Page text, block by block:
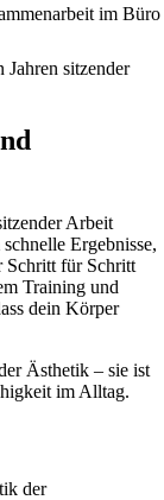
im Büro
Jahren sitzender
Arbeit
Ergebnisse,
Schritt für Schritt
Training und
dein Körper
Ästhetik – sie ist
im Alltag.
der